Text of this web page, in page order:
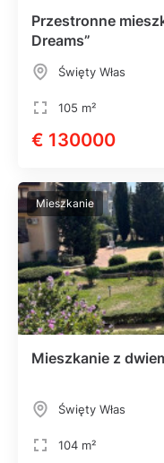
Przestronne
Dreams”
Święty Włas
105 m²
€ 130000
Mieszkanie
Mieszkanie z
Święty Włas
104 m²